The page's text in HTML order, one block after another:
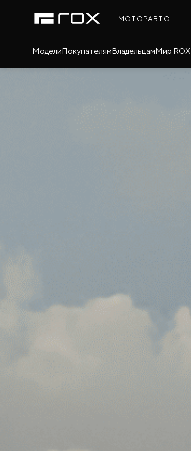
МОТОРАВТО
МоделиПокупателямВладельцамМир ROX